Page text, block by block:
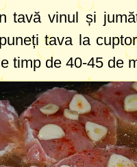
tavă vinul și
tava la
timp de 40-45 de